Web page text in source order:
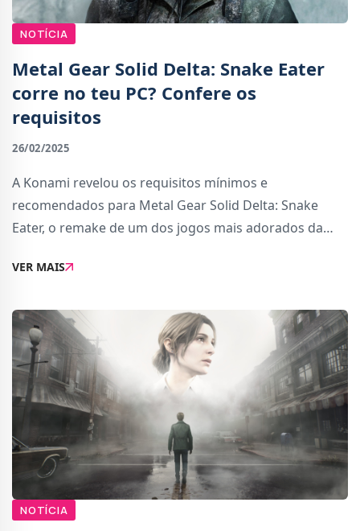
NOTÍCIA
Metal Gear Solid Delta: Snake Eater
corre no teu PC? Confere os
requisitos
26/02/2025
A Konami revelou os requisitos mínimos e
recomendados para Metal Gear Solid Delta: Snake
Eater, o remake de um dos jogos mais adorados da
para Agosto deste ano.Se jogas no PC e queres voltar à
VER MAIS
NOTÍCIA